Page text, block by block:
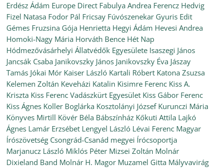
Erdész Ádám Europe Direct Fabulya Andrea Ferencz Hedvig
Fizel Natasa Fodor Pál Fricsay Fúvószenekar Gyuris Edit
Gémes Fruzsina Gója Henrietta Hegyi Ádám Hevesi Andrea
Homoki-Nagy Mária Horváth Bence Hét Nap
Hódmezővásárhelyi Állatvédők Egyesülete Isaszegi János
Jancsák Csaba Janikovszky János Janikovszky Éva Jászay
Tamás Jókai Mór Kaiser László Kartali Róbert Katona Zsuzsa
Kelemen Zoltán Keveházi Katalin Kisimre Ferenc Kiss A.
Kriszta Kiss Ferenc Vadászkürt Egyesület Kiss Gábor Ferenc
Kiss Ágnes Koller Boglárka Kosztolányi József Kurunczi Mária
Könyves Mirtill Kövér Béla Bábszínház Kőkuti Attila Lajkó
Ágnes Lamár Erzsébet Lengyel László Lévai Ferenc Magyar
Írószövetség Csongrád-Csanád megyei Írócsoportja
Marjanucz László Miklós Péter Mizsei Zoltán Molnár
Dixieland Band Molnár H. Magor Muzamel Gitta Mályvavirág